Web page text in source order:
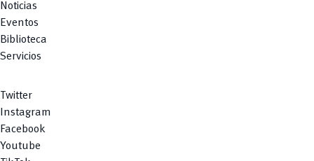
Noticias
Eventos
Biblioteca
Servicios
Twitter
Instagram
Facebook
Youtube